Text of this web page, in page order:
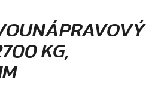
KG,